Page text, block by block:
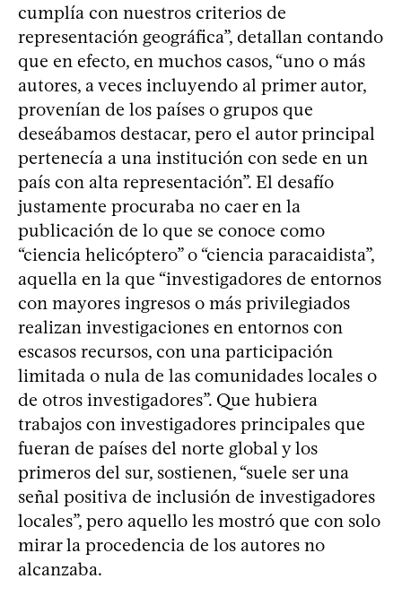
cumplía con nuestros criterios de
representación geográfica”, detallan contando
que en efecto, en muchos casos, “uno o más
autores, a veces incluyendo al primer autor,
provenían de los países o grupos que
deseábamos destacar, pero el autor principal
pertenecía a una institución con sede en un
país con alta representación”. El desafío
justamente procuraba no caer en la
publicación de lo que se conoce como
“ciencia helicóptero” o “ciencia paracaidista”,
aquella en la que “investigadores de entornos
con mayores ingresos o más privilegiados
realizan investigaciones en entornos con
escasos recursos, con una participación
limitada o nula de las comunidades locales o
de otros investigadores”. Que hubiera
trabajos con investigadores principales que
fueran de países del norte global y los
primeros del sur, sostienen, “suele ser una
señal positiva de inclusión de investigadores
locales”, pero aquello les mostró que con solo
mirar la procedencia de los autores no
alcanzaba.